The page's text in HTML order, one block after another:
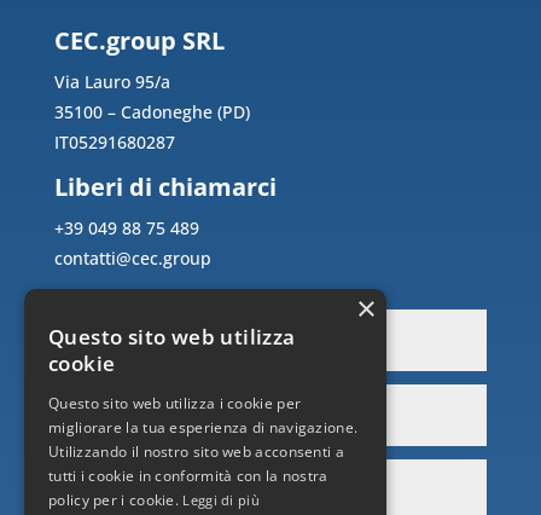
CEC.group SRL
Via Lauro 95/a
35100 – Cadoneghe (PD)
IT05291680287
Liberi di chiamarci
+39 049 88 75 489
contatti@cec.group
×
Questo sito web utilizza
cookie
Questo sito web utilizza i cookie per
migliorare la tua esperienza di navigazione.
Utilizzando il nostro sito web acconsenti a
tutti i cookie in conformità con la nostra
policy per i cookie. Leggi di più